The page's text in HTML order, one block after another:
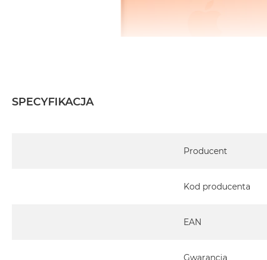
SPECYFIKACJA
Producent
Kod producenta
EAN
Gwarancja